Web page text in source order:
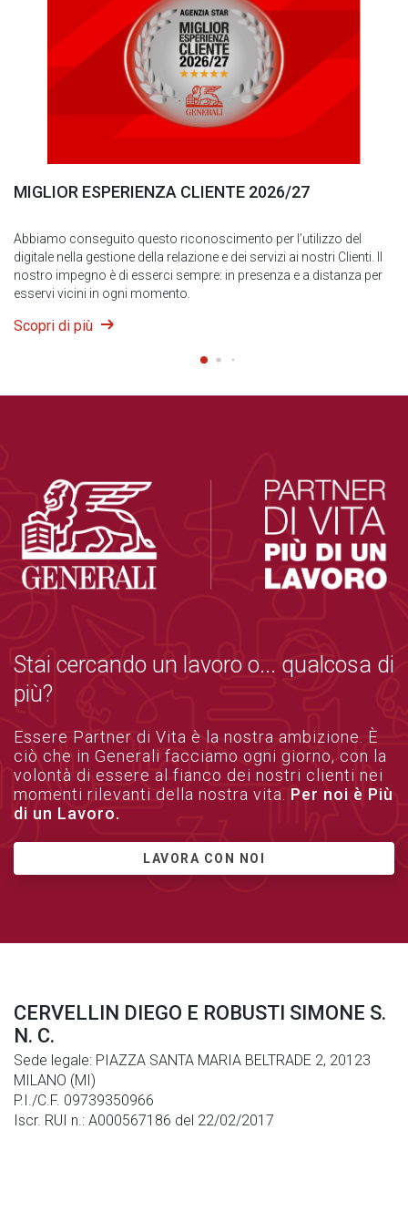
MIGLIOR ESPERIENZA CLIENTE 2026/27
Abbiamo conseguito questo riconoscimento per l’utilizzo del
digitale nella gestione della relazione e dei servizi ai nostri Clienti. Il
nostro impegno è di esserci sempre: in presenza e a distanza per
esservi vicini in ogni momento.
Scopri di più
Stai cercando un lavoro o... qualcosa di
più?
Essere Partner di Vita è la nostra ambizione. È
ciò che in Generali facciamo ogni giorno, con la
volontà di essere al fianco dei nostri clienti nei
momenti rilevanti della nostra vita. Per noi è Più
di un Lavoro.
LAVORA CON NOI
CERVELLIN DIEGO E ROBUSTI SIMONE S.
N. C.
Sede legale: PIAZZA SANTA MARIA BELTRADE 2, 20123
MILANO (MI)
P.I./C.F. 09739350966
Iscr. RUI n.: A000567186 del 22/02/2017